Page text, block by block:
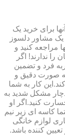
برای خرید یک
یک مشاور دلسوز
مراجعه کنید و
ندارند! اگر
فرد و تضمین
به صورت دقیق و
کار به شما
مشکل شدید به
کنید.اگر او
کاسه ای زیر نیم
لوازم خانگی
کننده باشد.